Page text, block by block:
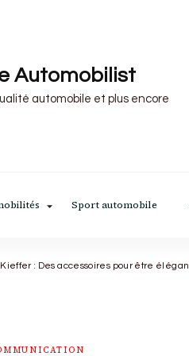
Automobilist
automobile et plus encore
Sport automobile
Kieffer : Des accessoires pour être